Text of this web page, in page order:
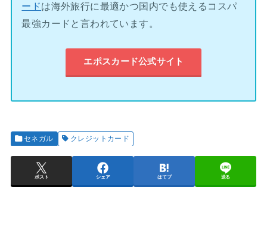
ードは海外旅行に最適かつ国内でも使えるコスパ
最強カードと言われています。
エポスカード公式サイト
セネガル クレジットカード
ポスト シェア はてブ 送る